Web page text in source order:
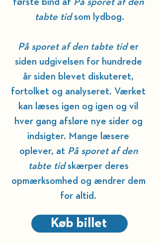
første bind af På sporet af den
tabte tid som lydbog.
På sporet af den tabte tid er
siden udgivelsen for hundrede
år siden blevet diskuteret,
fortolket og analyseret. Værket
kan læses igen og igen og vil
hver gang afsløre nye sider og
indsigter. Mange læsere
oplever, at På sporet af den
tabte tid skærper deres
opmærksomhed og ændrer dem
for altid.
Køb billet